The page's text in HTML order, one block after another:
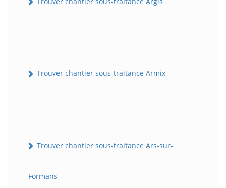
Trouver chantier sous-traitance Armix
Trouver chantier sous-traitance Ars-sur-
Formans